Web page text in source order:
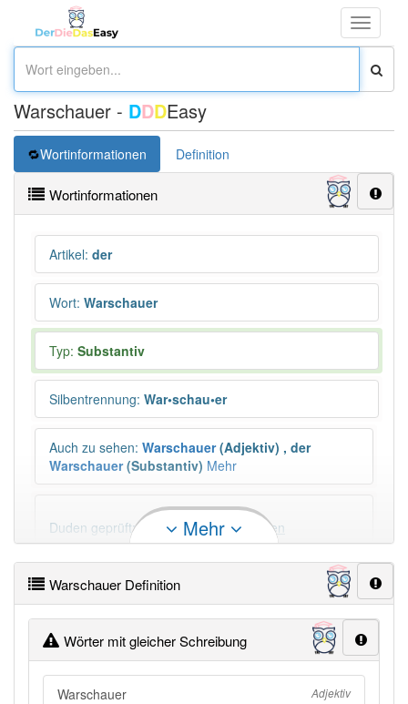
Toggle
Warschauer - DDDEasy
Wortinformationen Definition
Wortinformationen
Artikel: der
Wort: Warschauer
Typ: Substantiv
Silbentrennung: War•schau•er
Auch zu sehen: Warschauer(Adjektiv) , der
Warschauer(Substantiv) Mehr
Duden geprüft: Warschauer Duden
PowerIndex: 9
Häufigkeit: 4 von 10
Wörter mit Endung-warschauer: 1
Mehr
Warschauer Definition
Wörter mit gleicher Schreibung
Warschauer Adjektiv